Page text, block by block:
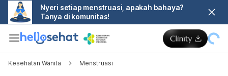
Nyeri setiap menstruasi, apakah bahaya?
Tanya di komunitas!
Kesehatan Wanita Menstruasi